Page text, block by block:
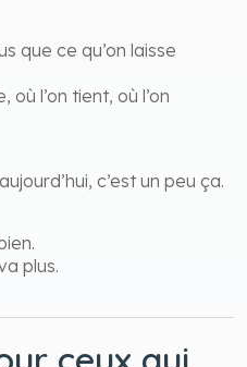
que ce qu’on laisse
où l’on tient, où l’on
c’est un peu ça.
plus.